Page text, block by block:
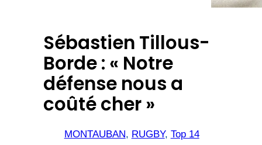
Sébastien Tillous-
Borde : « Notre
défense nous a
coûté cher »
MONTAUBAN, RUGBY, Top 14